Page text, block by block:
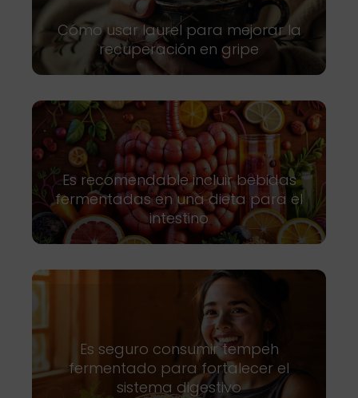
Cómo usar laurel para mejorar la
recuperación en gripe
Es recomendable incluir bebidas
fermentadas en una dieta para el
intestino
Es seguro consumir tempeh
fermentado para fortalecer el
sistema digestivo